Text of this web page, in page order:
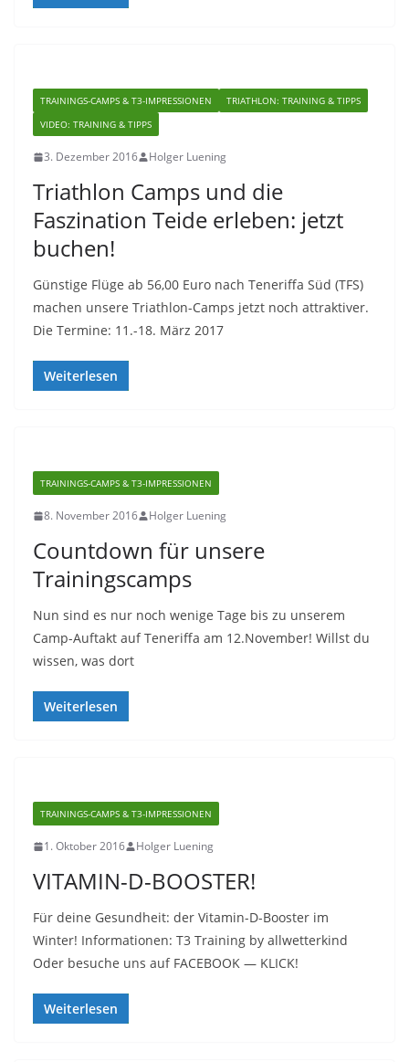
TRAININGS-CAMPS & T3-IMPRESSIONEN
TRIATHLON: TRAINING & TIPPS
VIDEO: TRAINING & TIPPS
3. Dezember 2016 Holger Luening
Triathlon Camps und die
Faszination Teide erleben: jetzt
buchen!
Günstige Flüge ab 56,00 Euro nach Teneriffa Süd (TFS)
machen unsere Triathlon-Camps jetzt noch attraktiver.
Die Termine: 11.-18. März 2017
Weiterlesen
TRAININGS-CAMPS & T3-IMPRESSIONEN
8. November 2016 Holger Luening
Countdown für unsere
Trainingscamps
Nun sind es nur noch wenige Tage bis zu unserem
Camp-Auftakt auf Teneriffa am 12.November! Willst du
wissen, was dort
Weiterlesen
TRAININGS-CAMPS & T3-IMPRESSIONEN
1. Oktober 2016 Holger Luening
VITAMIN-D-BOOSTER!
Für deine Gesundheit: der Vitamin-D-Booster im
Winter! Informationen: T3 Training by allwetterkind
Oder besuche uns auf FACEBOOK — KLICK!
Weiterlesen